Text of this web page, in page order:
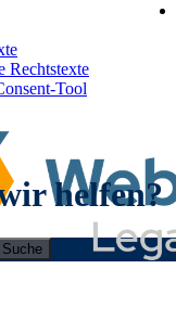
Rechtstexte
Tool
helfen?
Suche